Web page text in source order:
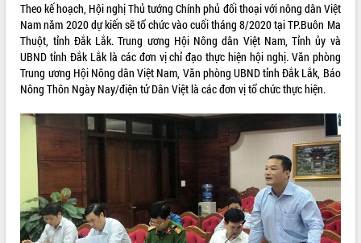
VIDEO
Theo kế hoạch, Hội nghị Thủ tướng Chính phủ đối thoại với nông dân Việt
Nam năm 2020 dự kiến sẽ tổ chức vào cuối tháng 8/2020 tại TP.Buôn Ma
Thuột, tỉnh Đắk Lắk. Trung ương Hội Nông dân Việt Nam, Tỉnh ủy và
UBND tỉnh Đắk Lắk là các đơn vị chỉ đạo thực hiện hội nghị. Văn phòng
Trung ương Hội Nông dân Việt Nam, Văn phòng UBND tỉnh Đắk Lắk, Báo
Nông Thôn Ngày Nay/điện tử Dân Việt là các đơn vị tổ chức thực hiện.